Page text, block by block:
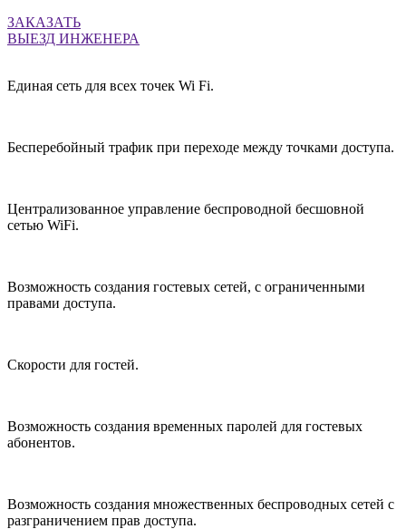
ЗАКАЗАТЬ
ВЫЕЗД ИНЖЕНЕРА
Единая сеть для всех точек Wi Fi.
Бесперебойный трафик при переходе между точками доступа.
Централизованное управление беспроводной бесшовной
сетью WiFi.
Возможность создания гостевых сетей, с ограниченными
правами доступа.
Скорости для гостей.
Возможность создания временных паролей для гостевых
абонентов.
Возможность создания множественных беспроводных сетей с
разграничением прав доступа.